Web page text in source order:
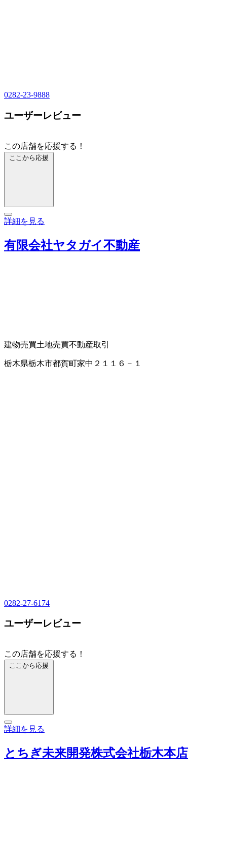
0282-23-9888
ユーザーレビュー
この店舗を応援する！
ここから応援
詳細を見る
有限会社ヤタガイ不動産
建物売買土地売買不動産取引
栃木県栃木市都賀町家中２１１６－１
0282-27-6174
ユーザーレビュー
この店舗を応援する！
ここから応援
詳細を見る
とちぎ未来開発株式会社栃木本店